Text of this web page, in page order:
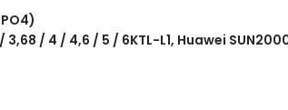
/ 4 / 4,6 / 5 / 6KTL-L1, Huawei